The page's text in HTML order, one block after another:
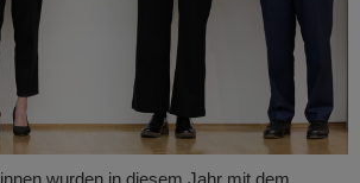
wurden in diesem Jahr mit dem